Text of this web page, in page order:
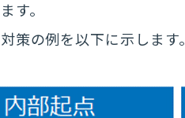
す。
策の例を以下に示します。